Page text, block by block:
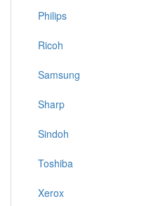
Philips
Ricoh
Samsung
Sharp
Sindoh
Toshiba
Xerox